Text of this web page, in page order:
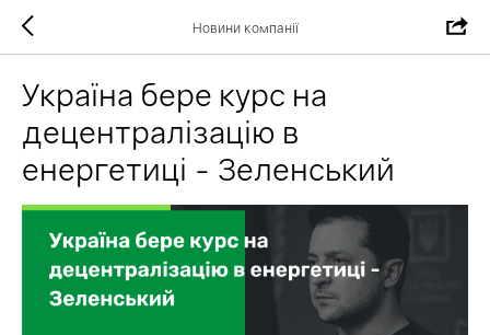
Новини компанії
Україна бере курс на
децентралізацію в
енергетиці - Зеленський